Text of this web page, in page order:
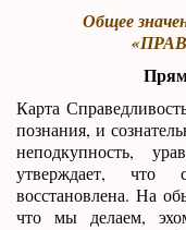
Общее
Карта
познания, и
неподкупность,
утверждает, что
восстановлена. На
что мы делаем,